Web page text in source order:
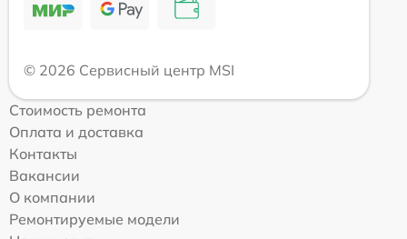
© 2026 Сервисный центр MSI
Стоимость ремонта
Оплата и доставка
Контакты
Вакансии
О компании
Ремонтируемые модели